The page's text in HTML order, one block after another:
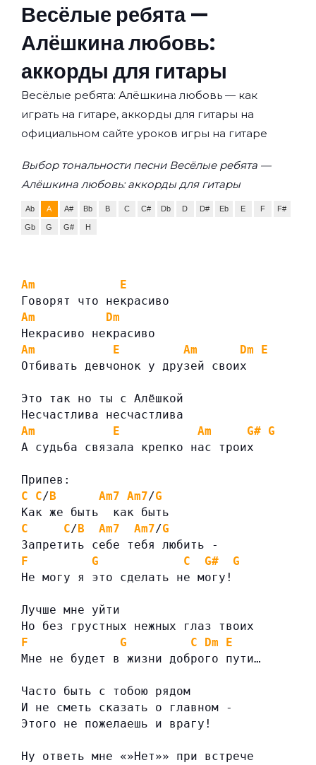
Весёлые ребята —
Алёшкина любовь:
аккорды для гитары
Весёлые ребята: Алёшкина любовь — как
играть на гитаре, аккорды для гитары на
официальном сайте уроков игры на гитаре
Выбор тональности песни Весёлые ребята —
Алёшкина любовь: аккорды для гитары
Ab A A# Bb B C C# Db D D# Eb E F F#
Gb G G# H
Am
E
Говорят что некрасиво
Am
Dm
Некрасиво некрасиво
Am
E Am Dm
E
Отбивать девчонок у друзей своих
Это так но ты с Алёшкой
Несчастлива несчастлива
Am
E Am G# G
А судьба связала крепко нас троих
Припев:
C
C/B Am7 Am7/G
Как же быть  как быть
C
C/B Am7 Am7/G
Запретить себе тебя любить -
F
G C G#
G
Не могу я это сделать не могу!
Лучше мне уйти
Но без грустных нежных глаз твоих
F
G C Dm
E
Мне не будет в жизни доброго пути…
Часто быть с тобою рядом
И не сметь сказать о главном -
Этого не пожелаешь и врагу!
Ну ответь мне «»Нет»» при встрече